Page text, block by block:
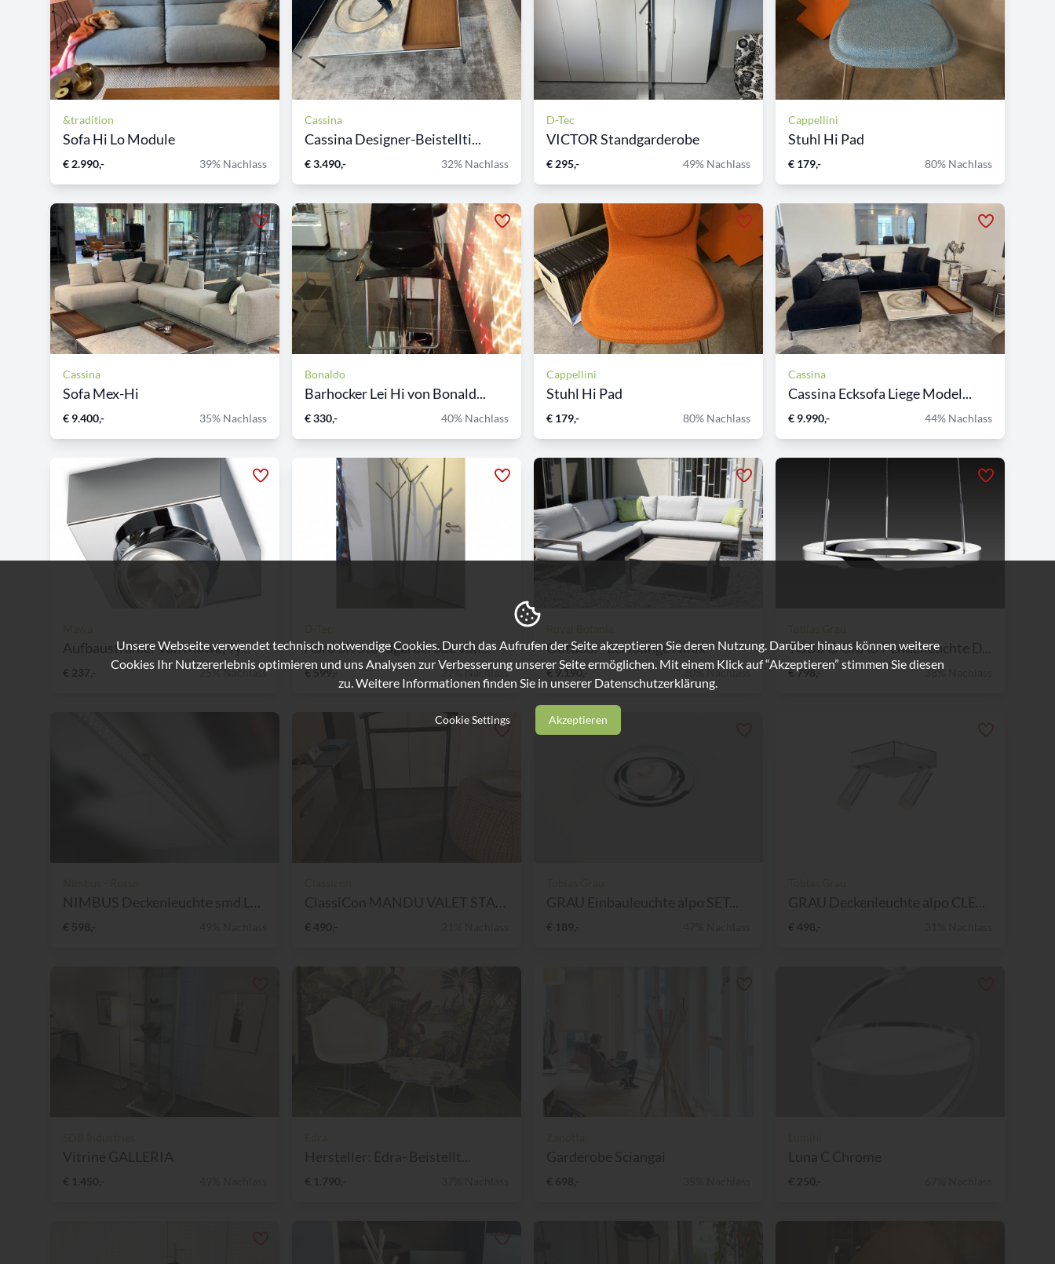
&tradition
Sofa Hi Lo Module
€ 2.990,- 39% Nachlass
Cassina
Cassina Designer-Beistellti...
€ 3.490,- 32% Nachlass
D-Tec
VICTOR Standgarderobe
€ 295,- 49% Nachlass
Cappellini
Stuhl Hi Pad
€ 179,- 80% Nachlass
Cassina
Sofa Mex-Hi
€ 9.400,- 35% Nachlass
Bonaldo
Barhocker Lei Hi von Bonald...
€ 330,- 40% Nachlass
Cappellini
Stuhl Hi Pad
€ 179,- 80% Nachlass
Cassina
Cassina Ecksofa Liege Model...
€ 9.990,- 44% Nachlass
Aufbaustrahler von Mawa, Ty...
€ 237,- 25% Nachlass
Abro 3K Standgarderobe von...
€ 599,- 27% Nachlass
Outdoor- Ecklounge Ninix
€ 9.190,- 30% Nachlass
TOBIAS GRAU Pendelleuchte D...
€ 798,- 38% Nachlass
Unsere Webseite verwendet technisch notwendige Cookies. Durch das Aufrufen der Seite akzeptieren Sie deren Nutzung. Darüber hinaus können weitere
Cookies Ihr Nutzererlebnis optimieren und uns Analysen zur Verbesserung unserer Seite ermöglichen. Mit einem Klick auf “Akzeptieren” stimmen Sie diesen
zu. Weitere Informationen finden Sie in unserer Datenschutzerklärung.
Cookie Settings Akzeptieren